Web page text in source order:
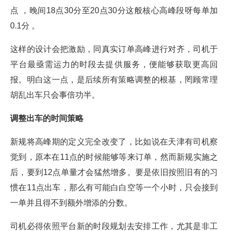
点 ，晚间18点30分至20点30分这般核心高峰段呀每单加
0.1分 。
这样的设计会把激励，同真实订单高峰进行对齐，司机于
平台最亟需运力的时段去提供服务，便能够获取更高回
报。明白这一点，是后续所有策略调整的根基，罔顾常理
胡乱出车只会事倍功半。
调整出车的时间策略
新规将高峰期的定义完全改变了，比如说在天津有司机察
觉到，原本在11点的时候能够等来订单，然而新规实施之
后，要到12点单量才会猛然增多。要是依旧按照旧有的习
惯在11点出车，那么有可能白白空等一个小时，只会接到
一单并且得不到额外增添的分数。
司机必得依照平台新的时段规划去安排工作，尤其是非工